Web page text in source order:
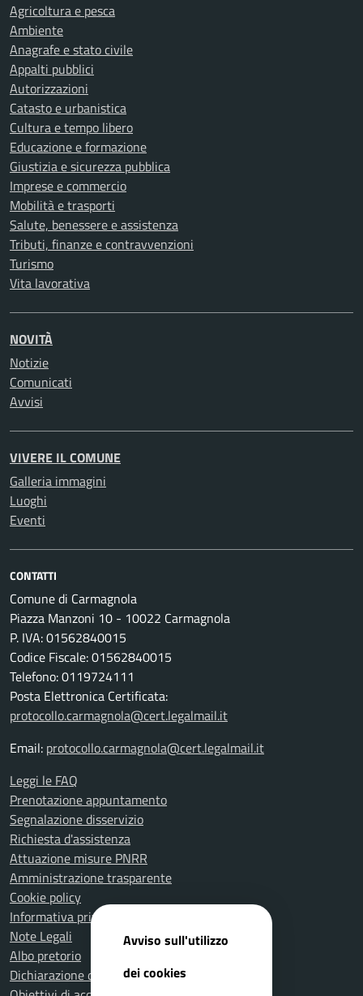
Agricoltura e pesca
Ambiente
Anagrafe e stato civile
Appalti pubblici
Autorizzazioni
Catasto e urbanistica
Cultura e tempo libero
Educazione e formazione
Giustizia e sicurezza pubblica
Imprese e commercio
Mobilità e trasporti
Salute, benessere e assistenza
Tributi, finanze e contravvenzioni
Turismo
Vita lavorativa
NOVITÀ
Notizie
Comunicati
Avvisi
VIVERE IL COMUNE
Galleria immagini
Luoghi
Eventi
CONTATTI
Comune di Carmagnola
Piazza Manzoni 10 - 10022 Carmagnola
P. IVA: 01562840015
Codice Fiscale: 01562840015
Telefono: 0119724111
Posta Elettronica Certificata:
protocollo.carmagnola@cert.legalmail.it
Email: protocollo.carmagnola@cert.legalmail.it
Leggi le FAQ
Prenotazione appuntamento
Segnalazione disservizio
Richiesta d'assistenza
Attuazione misure PNRR
Amministrazione trasparente
Cookie policy
Informativa privacy
Note Legali
Albo pretorio
Dichiarazione di accessibilità
Avviso sull'utilizzo
dei cookies